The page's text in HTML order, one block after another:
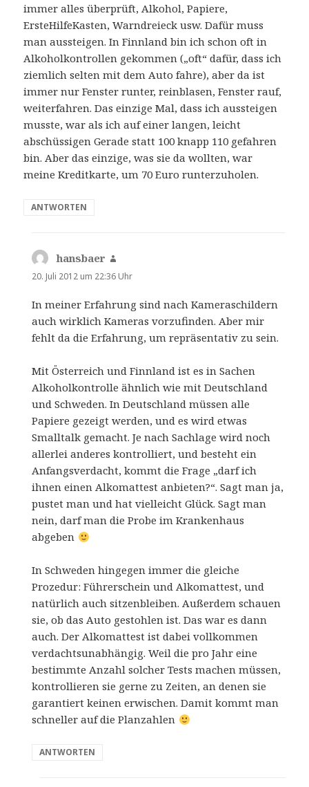
immer alles überprüft, Alkohol, Papiere,
ErsteHilfeKasten, Warndreieck usw. Dafür muss
man aussteigen. In Finnland bin ich schon oft in
Alkoholkontrollen gekommen („oft“ dafür, dass ich
ziemlich selten mit dem Auto fahre), aber da ist
immer nur Fenster runter, reinblasen, Fenster rauf,
weiterfahren. Das einzige Mal, dass ich aussteigen
musste, war als ich auf einer langen, leicht
abschüssigen Gerade statt 100 knapp 110 gefahren
bin. Aber das einzige, was sie da wollten, war
meine Kreditkarte, um 70 Euro runterzuholen.
ANTWORTEN
hansbaer
20. Juli 2012 um 22:36 Uhr
In meiner Erfahrung sind nach Kameraschildern
auch wirklich Kameras vorzufinden. Aber mir
fehlt da die Erfahrung, um repräsentativ zu sein.
Mit Österreich und Finnland ist es in Sachen
Alkoholkontrolle ähnlich wie mit Deutschland
und Schweden. In Deutschland müssen alle
Papiere gezeigt werden, und es wird etwas
Smalltalk gemacht. Je nach Sachlage wird noch
allerlei anderes kontrolliert, und besteht ein
Anfangsverdacht, kommt die Frage „darf ich
ihnen einen Alkomattest anbieten?“. Sagt man ja,
pustet man und hat vielleicht Glück. Sagt man
nein, darf man die Probe im Krankenhaus
abgeben
In Schweden hingegen immer die gleiche
Prozedur: Führerschein und Alkomattest, und
natürlich auch sitzenbleiben. Außerdem schauen
sie, ob das Auto gestohlen ist. Das war es dann
auch. Der Alkomattest ist dabei vollkommen
verdachtsunabhängig. Weil die pro Jahr eine
bestimmte Anzahl solcher Tests machen müssen,
kontrollieren sie gerne zu Zeiten, an denen sie
garantiert keinen erwischen. Damit kommt man
schneller auf die Planzahlen
ANTWORTEN